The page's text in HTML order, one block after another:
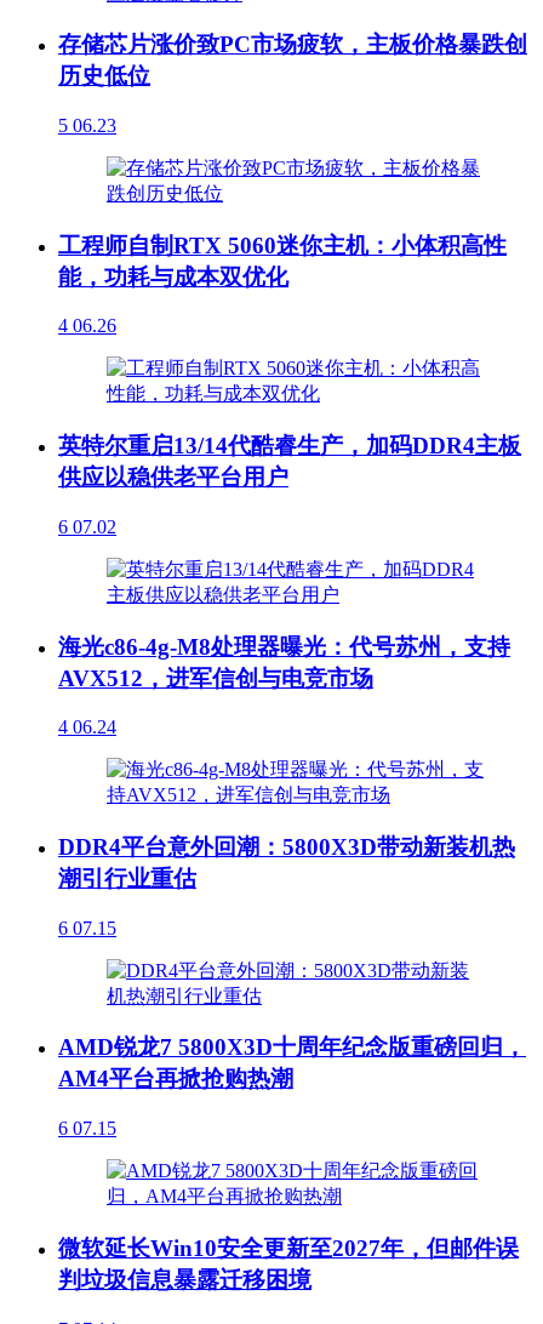
存储芯片涨价致PC市场疲软，主板价格暴跌创
历史低位
5 06.23
工程师自制RTX 5060迷你主机：小体积高性
能，功耗与成本双优化
4 06.26
英特尔重启13/14代酷睿生产，加码DDR4主板
供应以稳供老平台用户
6 07.02
海光c86-4g-M8处理器曝光：代号苏州，支持
AVX512，进军信创与电竞市场
4 06.24
DDR4平台意外回潮：5800X3D带动新装机热
潮引行业重估
6 07.15
AMD锐龙7 5800X3D十周年纪念版重磅回归，
AM4平台再掀抢购热潮
6 07.15
微软延长Win10安全更新至2027年，但邮件误
判垃圾信息暴露迁移困境